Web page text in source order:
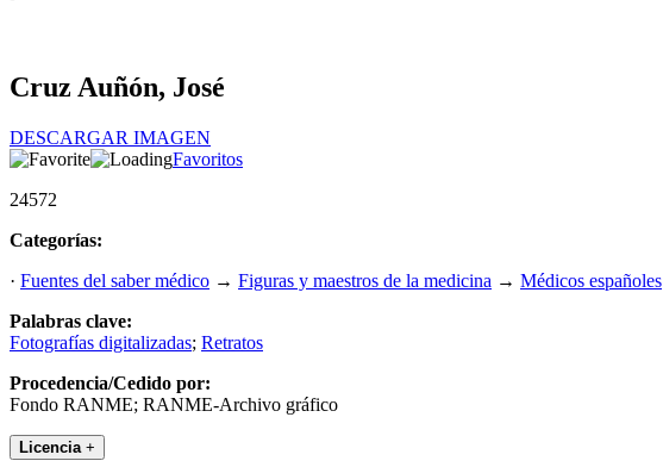
Cruz Auñón, José
DESCARGAR IMAGEN
Favoritos
24572
Categorías:
· Fuentes del saber médico → Figuras y maestros de la medicina → Médicos españoles
Palabras clave:
Fotografías digitalizadas; Retratos
Procedencia/Cedido por:
Fondo RANME; RANME-Archivo gráfico
Licencia +